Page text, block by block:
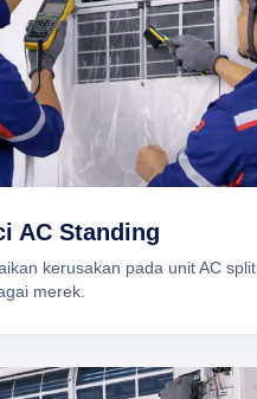
AC Standing
kerusakan pada unit AC split
merek.